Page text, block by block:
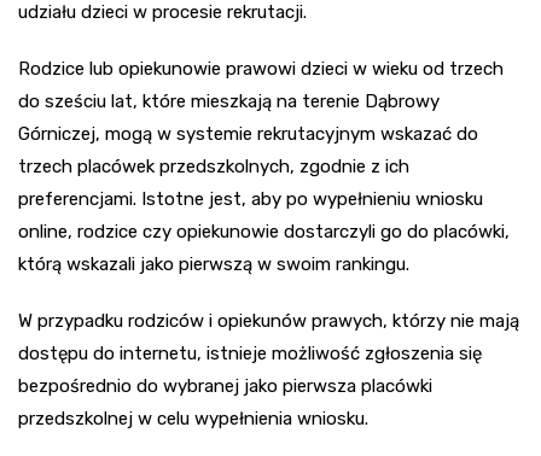
udziału dzieci w procesie rekrutacji.
Rodzice lub opiekunowie prawowi dzieci w wieku od trzech
do sześciu lat, które mieszkają na terenie Dąbrowy
Górniczej, mogą w systemie rekrutacyjnym wskazać do
trzech placówek przedszkolnych, zgodnie z ich
preferencjami. Istotne jest, aby po wypełnieniu wniosku
online, rodzice czy opiekunowie dostarczyli go do placówki,
którą wskazali jako pierwszą w swoim rankingu.
W przypadku rodziców i opiekunów prawych, którzy nie mają
dostępu do internetu, istnieje możliwość zgłoszenia się
bezpośrednio do wybranej jako pierwsza placówki
przedszkolnej w celu wypełnienia wniosku.